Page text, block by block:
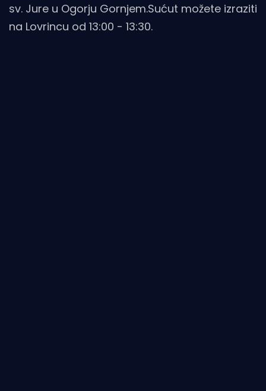
sv. Jure u Ogorju Gornjem.Sućut možete izraziti
na Lovrincu od 13:00 - 13:30.